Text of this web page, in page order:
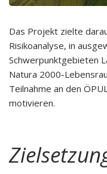
Das Projekt zielte
Risikoanalyse, in
Schwerpunktgebieten
Natura 2000-
Teilnahme an den
motivieren.